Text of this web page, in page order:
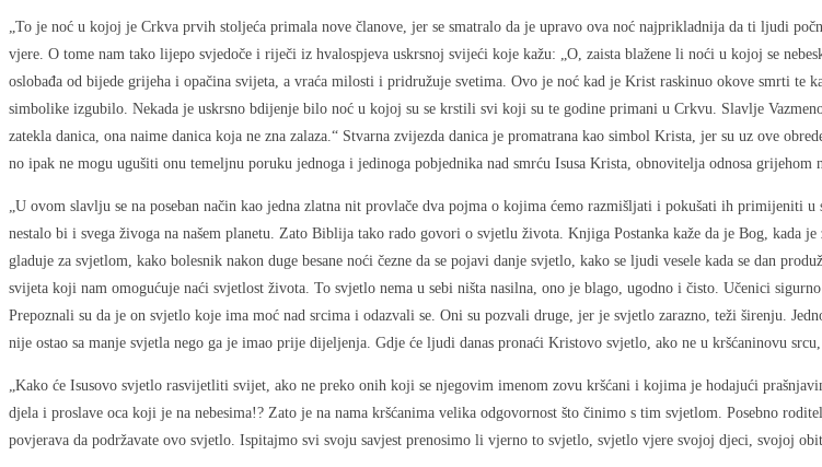
„To je noć u kojoj je Crkva prvih stoljeća primala nove članove, jer se smatralo da je upravo ova noć najprikladnija da ti ljudi
vjere. O tome nam tako lijepo svjedoče i riječi iz hvalospjeva uskrsnoj svijeći koje kažu: „O, zaista blažene li noći u kojoj se
oslobađa od bijede grijeha i opačina svijeta, a vraća milosti i pridružuje svetima. Ovo je noć kad je Krist raskinuo okove smrti te
simbolike izgubilo. Nekada je uskrsno bdijenje bilo noć u kojoj su se krstili svi koji su te godine primani u Crkvu. Slavlje
zatekla danica, ona naime danica koja ne zna zalaza.“ Stvarna zvijezda danica je promatrana kao simbol Krista, jer su uz ove
no ipak ne mogu ugušiti onu temeljnu poruku jednoga i jedinoga pobjednika nad smrću Isusa Krista, obnovitelja odnosa grijehom
„U ovom slavlju se na poseban način kao jedna zlatna nit provlače dva pojma o kojima ćemo razmišljati i pokušati ih primijeniti
nestalo bi i svega živoga na našem planetu. Zato Biblija tako rado govori o svjetlu života. Knjiga Postanka kaže da je Bog, kada
gladuje za svjetlom, kako bolesnik nakon duge besane noći čezne da se pojavi danje svjetlo, kako se ljudi vesele kada se dan
svijeta koji nam omogućuje naći svjetlost života. To svjetlo nema u sebi ništa nasilna, ono je blago, ugodno i čisto. Učenici
Prepoznali su da je on svjetlo koje ima moć nad srcima i odazvali se. Oni su pozvali druge, jer je svjetlo zarazno, teži širenju.
nije ostao sa manje svjetla nego ga je imao prije dijeljenja. Gdje će ljudi danas pronaći Kristovo svjetlo, ako ne u kršćaninovu
„Kako će Isusovo svjetlo rasvijetliti svijet, ako ne preko onih koji se njegovim imenom zovu kršćani i kojima je hodajući
djela i proslave oca koji je na nebesima!? Zato je na nama kršćanima velika odgovornost što činimo s tim svjetlom. Posebno
povjerava da podržavate ovo svjetlo. Ispitajmo svi svoju savjest prenosimo li vjerno to svjetlo, svjetlo vjere svojoj djeci, svojoj